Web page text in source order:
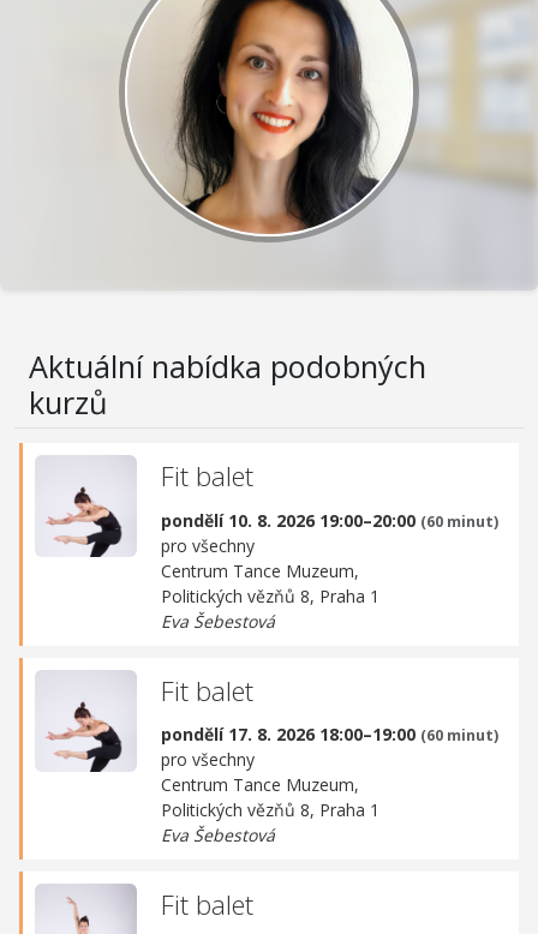
Aktuální nabídka podobných
kurzů
Fit balet
pondělí 10. 8. 2026 19:00–20:00 (60 minut)
pro všechny
Centrum Tance Muzeum,
Politických vězňů 8, Praha 1
Eva Šebestová
Fit balet
pondělí 17. 8. 2026 18:00–19:00 (60 minut)
pro všechny
Centrum Tance Muzeum,
Politických vězňů 8, Praha 1
Eva Šebestová
Fit balet